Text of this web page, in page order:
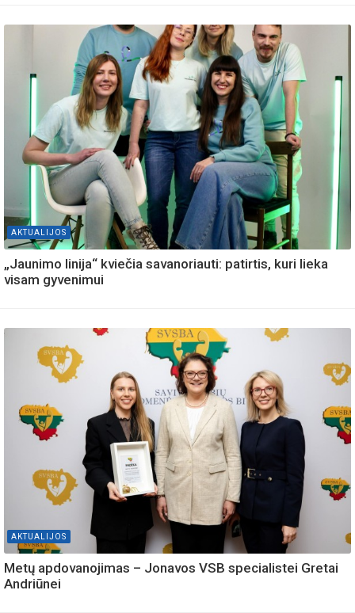
AKTUALIJOS
„Jaunimo linija“ kviečia savanoriauti: patirtis, kuri lieka
visam gyvenimui
AKTUALIJOS
Metų apdovanojimas – Jonavos VSB specialistei Gretai
Andriūnei